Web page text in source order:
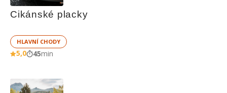
Cikánské placky
HLAVNÍ CHODY
5,0 45min